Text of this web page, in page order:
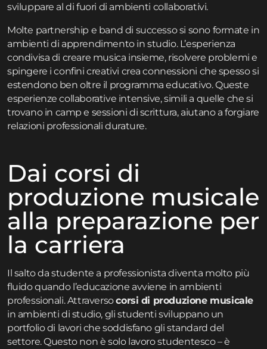
sviluppare al di fuori di ambienti collaborativi.
Molte partnership e band di successo si sono formate in
ambienti di apprendimento in studio. L’esperienza
condivisa di creare musica insieme, risolvere problemi e
spingere i confini creativi crea connessioni che spesso si
estendono ben oltre il programma educativo. Queste
esperienze collaborative intensive, simili a quelle che si
trovano in camp e sessioni di scrittura, aiutano a forgiare
relazioni professionali durature.
Dai corsi di
produzione musicale
alla preparazione per
la carriera
Il salto da studente a professionista diventa molto più
fluido quando l’educazione avviene in ambienti
professionali. Attraversocorsi di produzione musicale
in ambienti di studio, gli studenti sviluppano un
portfolio di lavori che soddisfano gli standard del
settore. Questo non è solo lavoro studentesco – è